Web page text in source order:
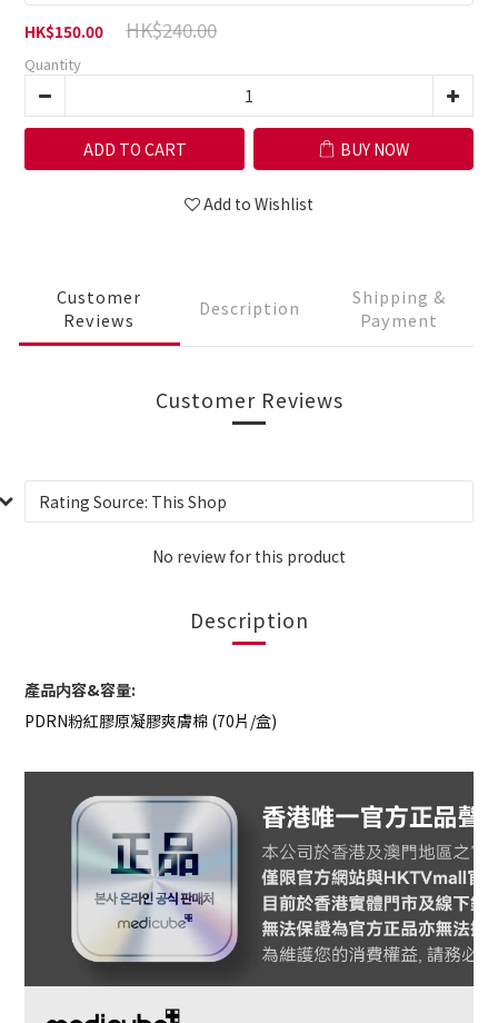
HK$240.00
HK$150.00
Quantity
ADD TO CART BUY NOW
Add to Wishlist
Customer
Reviews
Description
Shipping &
Payment
Customer Reviews
No review for this product
Description
產品内容&容量:
PDRN粉紅膠原凝膠爽膚棉 (70片/盒)